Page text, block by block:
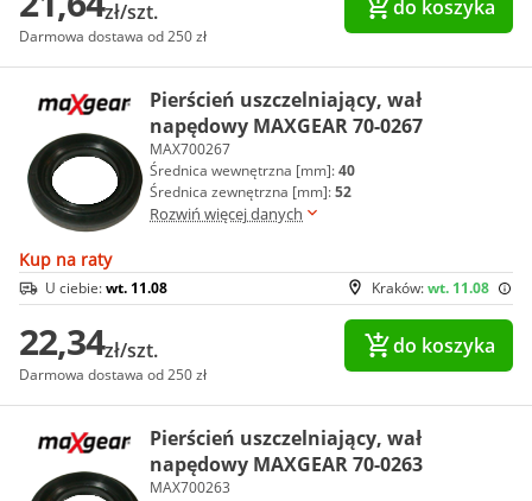
zł/szt.
Darmowa dostawa od 250 zł
do koszyka
Pierścień uszczelniający, wał
napędowy MAXGEAR 70-0267
MAX700267
Średnica wewnętrzna [mm]:40
Średnica zewnętrzna [mm]:52
Rozwiń więcej danych
Kup na raty
Kraków:wt. 11.08
U ciebie:wt. 11.08
22,34zł/szt.
Darmowa dostawa od 250 zł
do koszyka
Pierścień uszczelniający, wał
napędowy MAXGEAR 70-0263
MAX700263